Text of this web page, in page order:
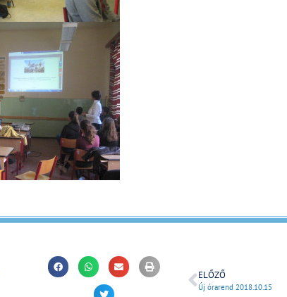
ELŐZŐ
Új órarend 2018.10.15